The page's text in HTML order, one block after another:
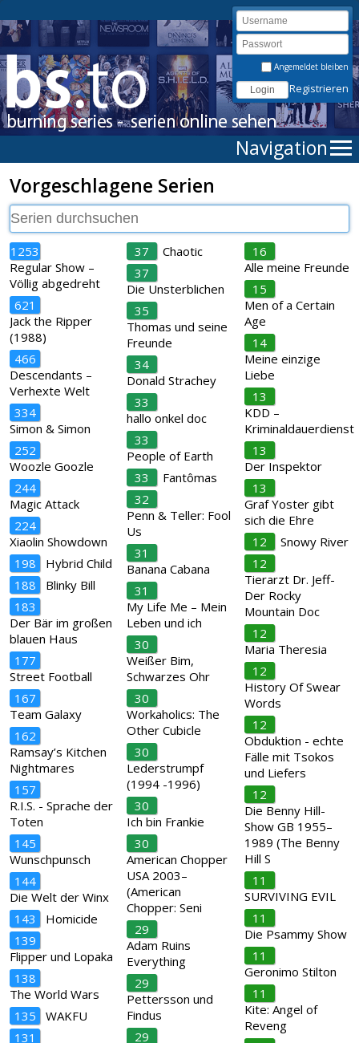
Angemeldet bleiben
Registrieren
Navigation
Vorgeschlagene Serien
1253
Regular Show –
Völlig abgedreht
621
Jack the Ripper
(1988)
466
Descendants –
Verhexte Welt
334
Simon & Simon
252
Woozle Goozle
244
Magic Attack
224
Xiaolin Showdown
198
Hybrid Child
188
Blinky Bill
183
Der Bär im großen
blauen Haus
177
Street Football
167
Team Galaxy
162
Ramsay’s Kitchen
Nightmares
157
R.I.S. - Sprache der
Toten
145
Wunschpunsch
144
Die Welt der Winx
143
Homicide
139
Flipper und Lopaka
138
The World Wars
135
WAKFU
131
37
Chaotic
37
Die Unsterblichen
35
Thomas und seine
Freunde
34
Donald Strachey
33
hallo onkel doc
33
People of Earth
33
Fantômas
32
Penn & Teller: Fool
Us
31
Banana Cabana
31
My Life Me – Mein
Leben und ich
30
Weißer Bim,
Schwarzes Ohr
30
Workaholics: The
Other Cubicle
30
Lederstrumpf
(1994 -1996)
30
Ich bin Frankie
30
American Chopper
USA 2003–
(American
Chopper: Seni
29
Adam Ruins
Everything
29
Pettersson und
Findus
29
16
Alle meine Freunde
15
Men of a Certain
Age
14
Meine einzige
Liebe
13
KDD –
Kriminaldauerdienst
13
Der Inspektor
13
Graf Yoster gibt
sich die Ehre
12
Snowy River
12
Tierarzt Dr. Jeff-
Der Rocky
Mountain Doc
12
Maria Theresia
12
History Of Swear
Words
12
Obduktion - echte
Fälle mit Tsokos
und Liefers
12
Die Benny Hill-
Show GB 1955–
1989 (The Benny
Hill S
11
SURVIVING EVIL
11
Die Psammy Show
11
Geronimo Stilton
11
Kite: Angel of
Reveng